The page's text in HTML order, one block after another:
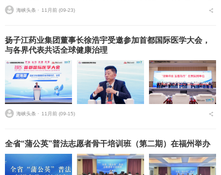
大学航空机务士官学校学员一大队首长，学校董事长高云，校长赵
辉，副校长张欣，...
海峡头条 ⋅ 11月前 (09-23)
扬子江药业集团董事长徐浩宇受邀参加首都国际医学大会，
与各界代表共话全球健康治理
海峡头条 ⋅ 11月前 (09-15)
全省“蒲公英”普法志愿者骨干培训班（第二期）在福州举办